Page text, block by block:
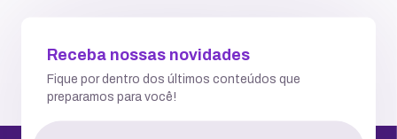
Receba nossas novidades
Fique por dentro dos últimos conteúdos que
preparamos para você!